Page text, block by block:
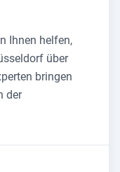
Ihnen helfen,
über
bringen
der